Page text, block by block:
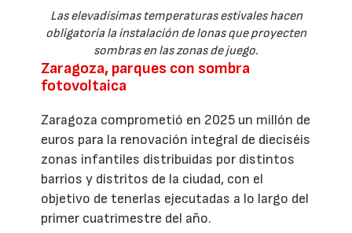
Las elevadísimas temperaturas estivales hacen
obligatoria la instalación de lonas que proyecten
sombras en las zonas de juego.
Zaragoza, parques con sombra
fotovoltaica
Zaragoza comprometió en 2025 un millón de
euros para la renovación integral de dieciséis
zonas infantiles distribuidas por distintos
barrios y distritos de la ciudad, con el
objetivo de tenerlas ejecutadas a lo largo del
primer cuatrimestre del año.